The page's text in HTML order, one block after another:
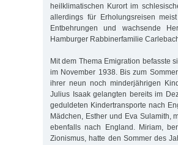
heilklimatischen Kurort im
allerdings für Erholungsreisen
Entbehrungen und wachsende
Hamburger Rabbinerfamilie
Mit dem Thema Emigration befasste
im November 1938. Bis zum
ihrer neun noch minderjährigen
Julius Isaak gelangten bereits im
geduldeten Kindertransporte nach
Mädchen, Esther und Eva Sulamith,
ebenfalls nach England. Miriam,
Zionismus, hatte den Sommer des